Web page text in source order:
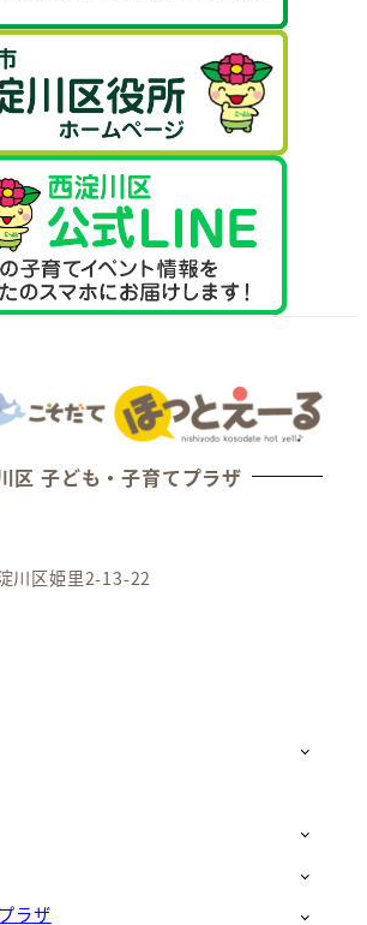
区 子ども・子育てプラザ
川区姫里2-13-22
ラザ